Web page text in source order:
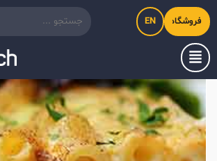
فروشگاه اینترنتی کیت‌لاین
EN